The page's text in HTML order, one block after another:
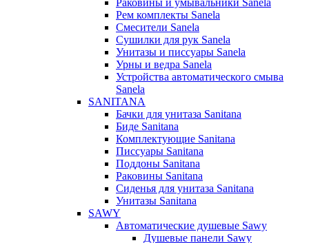
Раковины и умывальники Sanela
Рем комплекты Sanela
Смесители Sanela
Сушилки для рук Sanela
Унитазы и писсуары Sanela
Урны и ведра Sanela
Устройства автоматического смыва
Sanela
SANITANA
Бачки для унитаза Sanitana
Биде Sanitana
Комплектующие Sanitana
Писсуары Sanitana
Поддоны Sanitana
Раковины Sanitana
Сиденья для унитаза Sanitana
Унитазы Sanitana
SAWY
Автоматические душевые Sawy
Душевые панели Sawy